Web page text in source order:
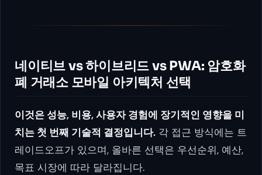
네이티브 vs 하이브리드 vs PWA: 암호화
폐 거래소 모바일 아키텍처 선택
이것은 성능, 비용, 사용자 경험에 장기적인 영향을 미
치는 첫 번째 기술적 결정입니다. 각 접근 방식에는 트
레이드오프가 있으며, 올바른 선택은 우선순위, 예산,
목표 시장에 따라 달라집니다.